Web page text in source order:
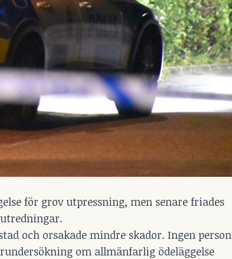
för grov utpressning, men senare friades
och orsakade mindre skador. Ingen person
om allmänfarlig ödeläggelse